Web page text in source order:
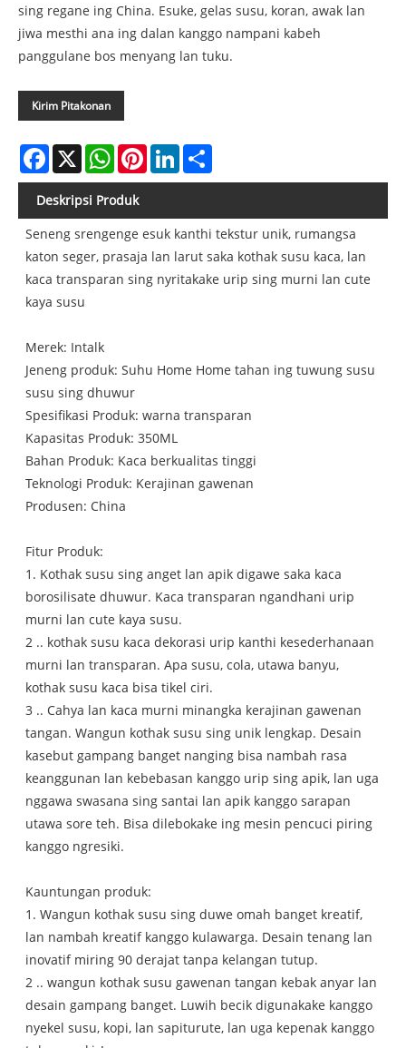
sing regane ing China. Esuke, gelas susu, koran, awak lan
jiwa mesthi ana ing dalan kanggo nampani kabeh
panggulane bos menyang lan tuku.
Kirim Pitakonan
Facebook
X WhatsAppPinterestLinkedIn
Deskripsi Produk
Seneng srengenge esuk kanthi tekstur unik, rumangsa
katon seger, prasaja lan larut saka kothak susu kaca, lan
kaca transparan sing nyritakake urip sing murni lan cute
kaya susu
Merek: Intalk
Jeneng produk: Suhu Home Home tahan ing tuwung susu
susu sing dhuwur
Spesifikasi Produk: warna transparan
Kapasitas Produk: 350ML
Bahan Produk: Kaca berkualitas tinggi
Teknologi Produk: Kerajinan gawenan
Produsen: China
Fitur Produk:
1. Kothak susu sing anget lan apik digawe saka kaca
borosilisate dhuwur. Kaca transparan ngandhani urip
murni lan cute kaya susu.
2 .. kothak susu kaca dekorasi urip kanthi kesederhanaan
murni lan transparan. Apa susu, cola, utawa banyu,
kothak susu kaca bisa tikel ciri.
3 .. Cahya lan kaca murni minangka kerajinan gawenan
tangan. Wangun kothak susu sing unik lengkap. Desain
kasebut gampang banget nanging bisa nambah rasa
keanggunan lan kebebasan kanggo urip sing apik, lan uga
nggawa swasana sing santai lan apik kanggo sarapan
utawa sore teh. Bisa dilebokake ing mesin pencuci piring
kanggo ngresiki.
Kauntungan produk:
1. Wangun kothak susu sing duwe omah banget kreatif,
lan nambah kreatif kanggo kulawarga. Desain tenang lan
inovatif miring 90 derajat tanpa kelangan tutup.
2 .. wangun kothak susu gawenan tangan kebak anyar lan
desain gampang banget. Luwih becik digunakake kanggo
nyekel susu, kopi, lan sapiturute, lan uga kepenak kanggo